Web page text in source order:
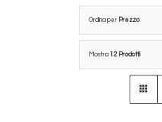
Ordina per Prezzo
Mostra 12 Prodotti